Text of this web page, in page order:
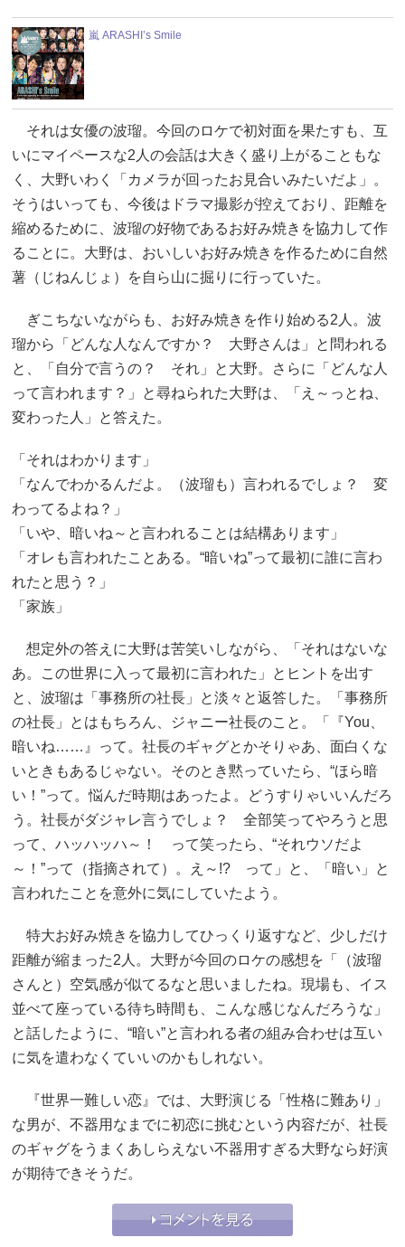
嵐 ARASHI’s Smile
それは女優の波瑠。今回のロケで初対面を果たすも、互
いにマイペースな2人の会話は大きく盛り上がることもな
く、大野いわく「カメラが回ったお見合いみたいだよ」。
そうはいっても、今後はドラマ撮影が控えており、距離を
縮めるために、波瑠の好物であるお好み焼きを協力して作
ることに。大野は、おいしいお好み焼きを作るために自然
薯（じねんじょ）を自ら山に掘りに行っていた。
ぎこちないながらも、お好み焼きを作り始める2人。波
瑠から「どんな人なんですか？ 大野さんは」と問われる
と、「自分で言うの？ それ」と大野。さらに「どんな人
って言われます？」と尋ねられた大野は、「え～っとね、
変わった人」と答えた。
「それはわかります」
「なんでわかるんだよ。（波瑠も）言われるでしょ？ 変
わってるよね？」
「いや、暗いね～と言われることは結構あります」
「オレも言われたことある。“暗いね”って最初に誰に言わ
れたと思う？」
「家族」
想定外の答えに大野は苦笑いしながら、「それはないな
あ。この世界に入って最初に言われた」とヒントを出す
と、波瑠は「事務所の社長」と淡々と返答した。「事務所
の社長」とはもちろん、ジャニー社長のこと。「『You、
暗いね……』って。社長のギャグとかそりゃあ、面白くな
いときもあるじゃない。そのとき黙っていたら、“ほら暗
い！”って。悩んだ時期はあったよ。どうすりゃいいんだろ
う。社長がダジャレ言うでしょ？ 全部笑ってやろうと思
って、ハッハッハ～！ って笑ったら、“それウソだよ
～！”って（指摘されて）。え～!? って」と、「暗い」と
言われたことを意外に気にしていたよう。
特大お好み焼きを協力してひっくり返すなど、少しだけ
距離が縮まった2人。大野が今回のロケの感想を「（波瑠
さんと）空気感が似てるなと思いましたね。現場も、イス
並べて座っている待ち時間も、こんな感じなんだろうな」
と話したように、“暗い”と言われる者の組み合わせは互い
に気を遣わなくていいのかもしれない。
『世界一難しい恋』では、大野演じる「性格に難あり」
な男が、不器用なまでに初恋に挑むという内容だが、社長
のギャグをうまくあしらえない不器用すぎる大野なら好演
が期待できそうだ。